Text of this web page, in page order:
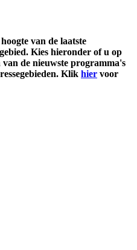
van de laatste
Kies hieronder of u op
de nieuwste programma's
Klik hier voor